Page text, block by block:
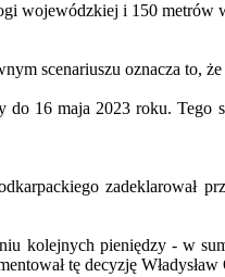
wojewódzkiej i 150 metrów
scenariuszu oznacza to,
do 16 maja 2023 roku.
zadeklarował
kolejnych pieniędzy - w
tę decyzję